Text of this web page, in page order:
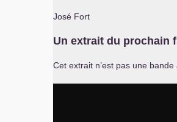
José Fort
Un extrait du prochain
Cet extrait n’est pas une